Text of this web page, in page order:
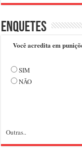
Enquetes
Você acredita em
SIM
NÃO
Outras..